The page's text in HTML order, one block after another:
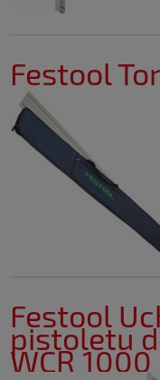
Festool
Festool
pistoletu
WCR 1000